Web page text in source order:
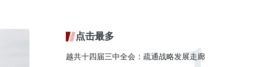
点击最多
越共十四届三中全会：疏通战略发展走廊